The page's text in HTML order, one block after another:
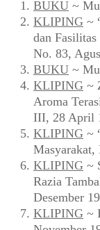
BUKU ~
KLIPING ~
dan
No. 83,
BUKU ~
KLIPING ~
Aroma
III, 28 April
KLIPING ~
KLIPING ~
Razia
Desember
KLIPING ~